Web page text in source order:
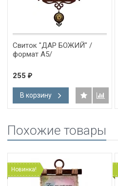
Свиток "ДАР БОЖИЙ" /
формат А5/
255 ₽
В корзину
Похожие товары
Новинка!